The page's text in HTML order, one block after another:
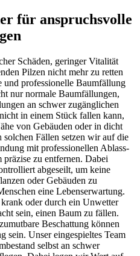
für anspruchsvolle
Schäden, geringer Vitalität
Pilzen nicht mehr zu retten
und professionelle Baumfällung
nur normale Baumfällungen,
an schwer zugänglichen
in einem Stück fallen kann,
von Gebäuden oder in dicht
solchen Fällen setzen wir auf die
mit professionellen Ablass-
zu entfernen. Dabei
abgeseilt, um keine
oder Gebäuden zu
eine Lebenserwartung.
oder durch ein Unwetter
sein, einen Baum zu fällen.
Beschattung können
sein. Unser eingespieltes Team
selbst an schwer